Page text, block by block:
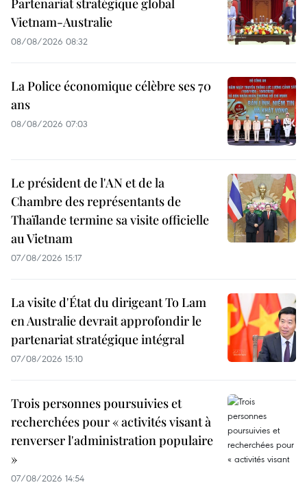
Vietnam-Australie
08/08/2026 08:32
La Police économique célèbre ses 70
ans
08/08/2026 07:03
Le président de l'AN et de la
Chambre des représentants de
Thaïlande termine sa visite officielle
au Vietnam
07/08/2026 15:17
La visite d'État du dirigeant To Lam
en Australie devrait approfondir le
partenariat stratégique intégral
07/08/2026 15:10
Trois personnes poursuivies et
recherchées pour « activités visant à
renverser l'administration populaire
»
07/08/2026 14:54